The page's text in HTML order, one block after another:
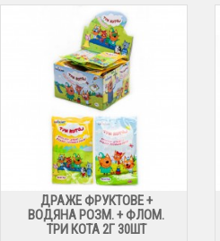
ДРАЖЕ ФРУКТОВЕ +
ВОДЯНА РОЗМ. + ФЛОМ.
ТРИ КОТА 2Г 30ШТ